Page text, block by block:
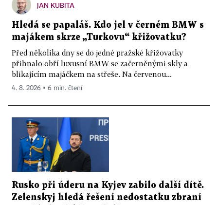
JAN KUBITA
Hledá se papaláš. Kdo jel v černém BMW s
majákem skrze „Turkovu“ křižovatku?
Před několika dny se do jedné pražské křižovatky
přihnalo obří luxusní BMW se začerněnými skly a
blikajícím majáčkem na střeše. Na červenou...
4. 8. 2026 ▪ 6 min. čtení
Rusko při úderu na Kyjev zabilo další dítě.
Zelenskyj hledá řešení nedostatku zbraní